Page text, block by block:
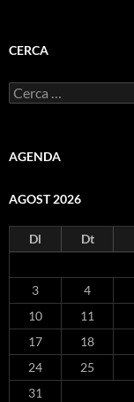
CERCA
Cerca:
AGENDA
AGOST 2026
Dl Dt
3
4
10
11
17
18
24
25
31